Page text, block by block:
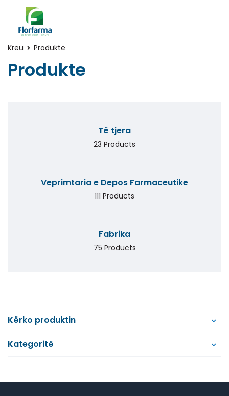
Kreu Produkte
Produkte
Kërko produktin
Kategoritë
Të tjera
23 Products
Veprimtaria e Depos Farmaceutike
111 Products
Fabrika
75 Products